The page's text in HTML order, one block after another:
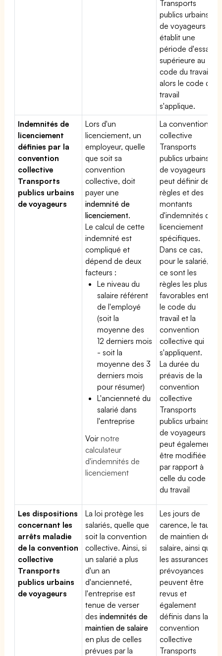
Transports
publics urbains
de voyageurs
établit une
période d'essai
supérieure au
code du travail,
alors le code du
travail
s'applique.
Indemnités de
licenciement
définies par la
convention
collective
Transports
publics urbains
de voyageurs
Lors d'un
licenciement, un
employeur, quelle
que soit sa
convention
collective, doit
payer une
indemnité de
licenciement.
Le calcul de cette
indemnité est
compliqué et
dépend de deux
facteurs :
Le niveau du
salaire référent
de l'employé
(soit la
moyenne des
12 derniers mois
- soit la
moyenne des 3
derniers mois
pour résumer)
L'ancienneté du
salarié dans
l'entreprise
Voirnotre
calculateur
d'indemnités de
licenciement
La convention
collective
Transports
publics urbains
de voyageurs
peut définir des
règles et des
montants
d'indemnités de
licenciement
spécifiques.
Dans ce cas,
pour le salarié,
ce sont les
règles les plus
favorables entre
le code du
travail et la
convention
collective qui
s'appliquent.
La durée du
préavis de la
convention
collective
Transports
publics urbains
de voyageurs
peut également
être modifiée
par rapport à
celle du code
du travail
Les dispositions
concernant les
arrêts maladie
de la convention
collective
Transports
publics urbains
de voyageurs
La loi protège les
salariés, quelle que
soit la convention
collective. Ainsi, si
un salarié a plus
d'un an
d'ancienneté,
l'entreprise est
tenue de verser
desindemnités de
maintien de salaire
en plus de celles
prévues par la
Les jours de
carence, le taux
de maintien de
salaire, ainsi que
les assurances
prévoyances
peuvent être
revus et
également
définis dans la
convention
collective
Transports